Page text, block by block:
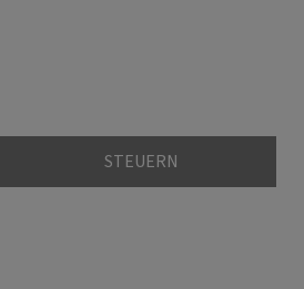
STEUERN